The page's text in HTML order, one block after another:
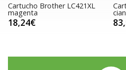
Cartucho Brother LC421XL
magenta
18,24€
cian